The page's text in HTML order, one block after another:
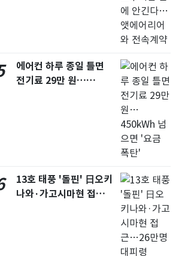
에어컨 하루 종일 틀면
전기료 29만 원…
13호 태풍 '돌핀' 日오키
나와·가고시마현 접